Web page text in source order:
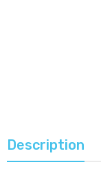
Description